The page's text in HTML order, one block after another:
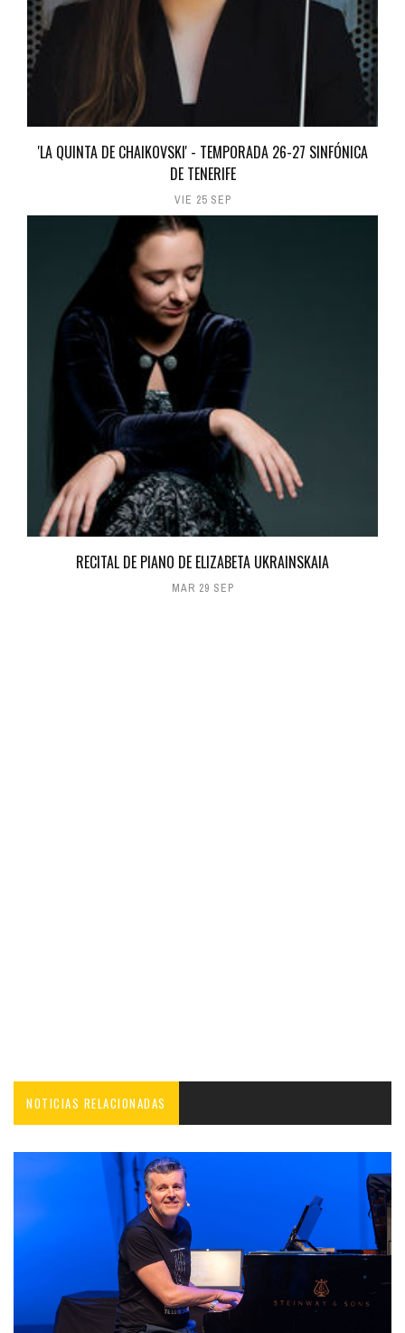
'LA QUINTA DE CHAIKOVSKI' - TEMPORADA 26-27 SINFÓNICA
DE TENERIFE
VIE 25 SEP
RECITAL DE PIANO DE ELIZABETA UKRAINSKAIA
MAR 29 SEP
NOTICIAS RELACIONADAS